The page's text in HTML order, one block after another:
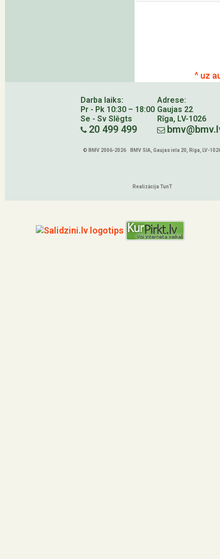
^ uz
Darba laiks:
Pr - Pk 10:30 – 18:00
Se - Sv Slēgts
20 499 499
Adrese:
Gaujas 22
Rīga, LV-1026
© BMV 2006-2026 BMV SIA, Gaujas iela 20, Rīga, LV-
Realizācija TunT